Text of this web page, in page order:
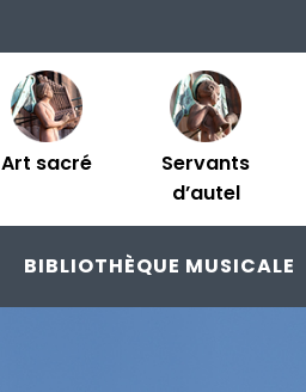
Art sacré
Servants
d’autel
BIBLIOTHÈQUE MUSICALE